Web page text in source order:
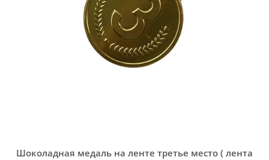
Шоколадная медаль на ленте третье место ( лента